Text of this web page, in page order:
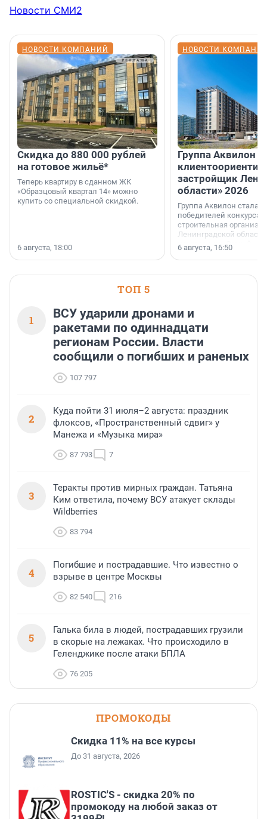
Новости СМИ2
НОВОСТИ КОМПАНИЙ
Скидка до 880 000 рублей
на готовое жильё*
Теперь квартиру в сданном ЖК
«Образцовый квартал 14» можно
купить со специальной скидкой.
6 августа, 18:00
НОВОСТИ
Группа Аквилон
застройщик
области» 2026
Группа Аквилон стала
победителей конкурса
строительная
Ленинградской области
номинации «Самый
застройщик
6 августа, 16:50
ТОП 5
1
ВСУ ударили дронами и
ракетами по одиннадцати
регионам России. Власти
сообщили о погибших и раненых
107 797
2
Куда пойти 31 июля–2 августа: праздник
флоксов, «Пространственный сдвиг» у
Манежа и «Музыка мира»
87 793 7
3
Теракты против мирных граждан. Татьяна
Ким ответила, почему ВСУ атакует склады
Wildberries
83 794
4
Погибшие и пострадавшие. Что известно о
взрыве в центре Москвы
82 540 216
5
Галька била в людей, пострадавших грузили
в скорые на лежаках. Что происходило в
Геленджике после атаки БПЛА
76 205
ПРОМОКОДЫ
Скидка 11% на все курсы
До 31 августа, 2026
ROSTIC'S - скидка 20% по
промокоду на любой заказ от